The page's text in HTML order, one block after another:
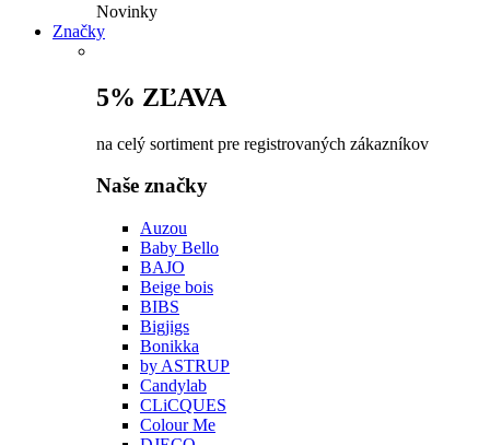
Novinky​
Značky
5% ZĽAVA
na celý sortiment pre registrovaných zákazníkov
Naše značky
Auzou
Baby Bello
BAJO
Beige bois
BIBS
Bigjigs
Bonikka
by ASTRUP
Candylab
CLiCQUES
Colour Me